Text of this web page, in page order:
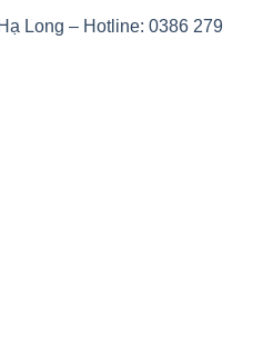
Long – Hotline: 0386 279